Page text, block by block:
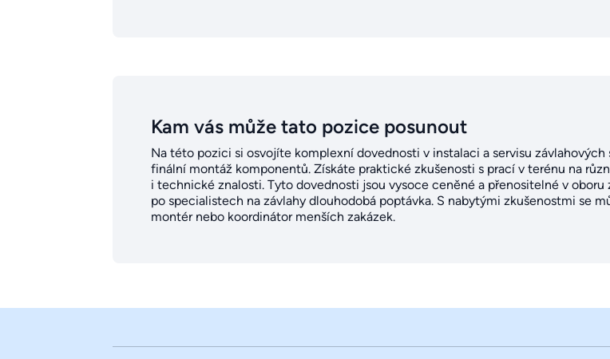
Kam vás může tato pozice posunout
Na této pozici si osvojíte komplexní dovednosti v instalaci a servisu
finální montáž komponentů. Získáte praktické zkušenosti s prací v terénu na
i technické znalosti. Tyto dovednosti jsou vysoce ceněné a přenositelné v
po specialistech na závlahy dlouhodobá poptávka. S nabytými zkušenostmi se
montér nebo koordinátor menších zakázek.